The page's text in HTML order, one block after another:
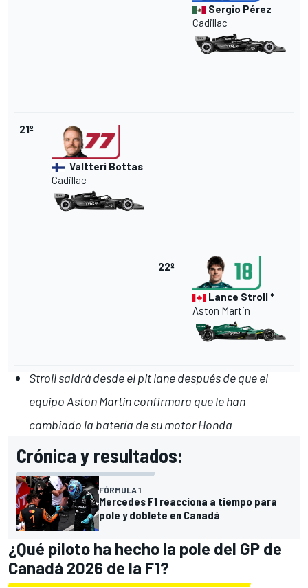
Sergio Pérez
Cadillac
21º
Valtteri Bottas
Cadillac
22º
Lance Stroll *
Aston Martin
Stroll saldrá desde el pit lane después de que el
equipo Aston Martin confirmara que le han
cambiado la batería de su motor Honda
Crónica y resultados:
FÓRMULA 1
Mercedes F1 reacciona a tiempo para
pole y doblete en Canadá
¿Qué piloto ha hecho la pole del GP de
Canadá 2026 de la F1?